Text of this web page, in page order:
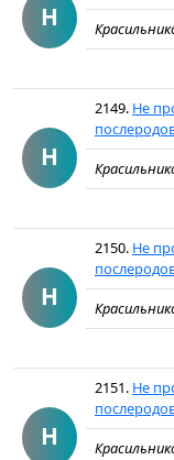
Н
Н
2149. Не
Н
2150. Не
Н
2151. Не